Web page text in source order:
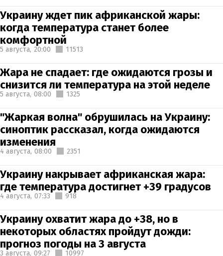
Украину ждет пик африканской жары:
когда температура станет более
комфортной
5 августа, 20:00 11513
Жара не спадает: где ожидаются грозы и
снизится ли температура на этой неделе
5 августа, 08:00 1325
"Жаркая волна" обрушилась на Украину:
синоптик рассказал, когда ожидаются
изменения
4 августа, 08:00 2351
Украину накрывает африканская жара:
где температура достигнет +39 градусов
4 августа, 07:33 918
Украину охватит жара до +38, но в
некоторых областях пройдут дожди:
прогноз погоды на 3 августа
3 августа, 09:27 10997